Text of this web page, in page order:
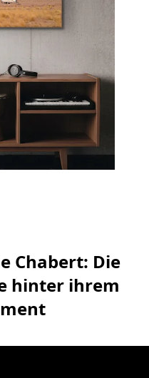
Chabert: Die
hinter ihrem